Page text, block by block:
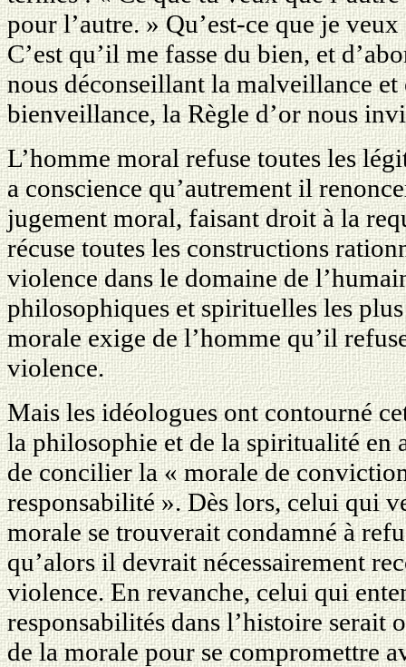
pour l’autre. » Qu’est-ce que je
C’est qu’il me fasse du bien, et
nous déconseillant la malveillance
bienveillance, la Règle d’or nous
L’homme moral refuse toutes les
a conscience qu’autrement il
jugement moral, faisant droit à la
récuse toutes les constructions
violence dans le domaine de
philosophiques et spirituelles les
morale exige de l’homme qu’il
violence.
Mais les idéologues ont contourné
la philosophie et de la spiritualité en
de concilier la « morale de
responsabilité ». Dès lors, celui qui
morale se trouverait condamné à
qu’alors il devrait nécessairement
violence. En revanche, celui qui
responsabilités dans l’histoire serait
de la morale pour se compromettre